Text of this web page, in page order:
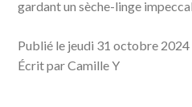
gardant un sèche-linge
Publié le jeudi 31 octobre 2024
Écrit par Camille Y